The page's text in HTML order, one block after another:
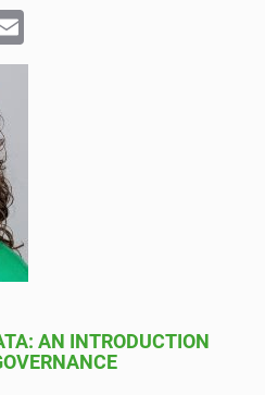
m
AN INTRODUCTION